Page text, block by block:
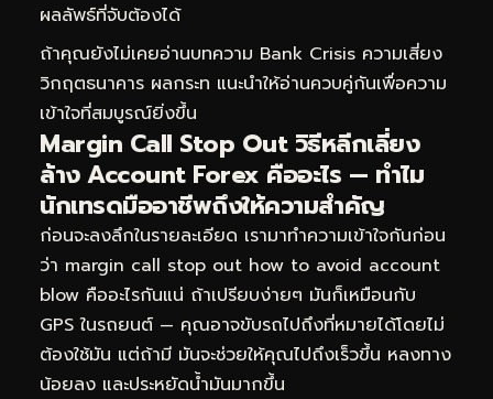
ผลลัพธ์ที่จับต้องได้
ถ้าคุณยังไม่เคยอ่านบทความ Bank Crisis ความเสี่ยง
วิกฤตธนาคาร ผลกระท แนะนำให้อ่านควบคู่กันเพื่อความ
เข้าใจที่สมบูรณ์ยิ่งขึ้น
Margin Call Stop Out วิธีหลีกเลี่ยง
ล้าง Account Forex คืออะไร — ทำไม
นักเทรดมืออาชีพถึงให้ความสำคัญ
ก่อนจะลงลึกในรายละเอียด เรามาทำความเข้าใจกันก่อน
ว่า margin call stop out how to avoid account
blow คืออะไรกันแน่ ถ้าเปรียบง่ายๆ มันก็เหมือนกับ
GPS ในรถยนต์ — คุณอาจขับรถไปถึงที่หมายได้โดยไม่
ต้องใช้มัน แต่ถ้ามี มันจะช่วยให้คุณไปถึงเร็วขึ้น หลงทาง
น้อยลง และประหยัดน้ำมันมากขึ้น